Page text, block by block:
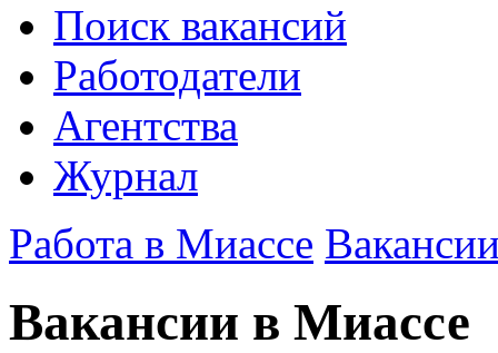
Поиск вакансий
Работодатели
Агентства
Журнал
Работа в Миассе
Вакансии в Миассе